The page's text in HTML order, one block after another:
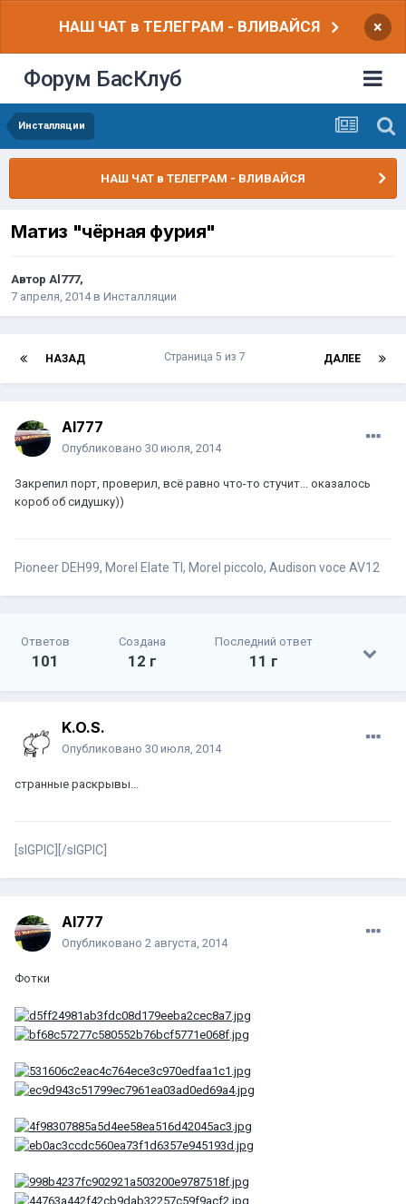
НАШ ЧАТ в ТЕЛЕГРАМ - ВЛИВАЙСЯ ×
Форум БасКлуб
Инсталляции
НАШ ЧАТ в ТЕЛЕГРАМ - ВЛИВАЙСЯ
Матиз "чёрная фурия"
Автор Al777,
7 апреля, 2014в Инсталляции
НАЗАД ДАЛЕЕ
Страница 5 из 7
Al777
Опубликовано 30 июля, 2014
Закрепил порт, проверил, всё равно что-то стучит... оказалось
короб об сидушку))
Pioneer DEH99, Morel Elate TI, Morel piccolo, Audison voce AV12
Ответов
101
Создана
12 г
Последний ответ
11 г
K.O.S.
Опубликовано 30 июля, 2014
странные раскрывы...
[sIGPIC][/sIGPIC]
Al777
Опубликовано 2 августа, 2014
Фотки